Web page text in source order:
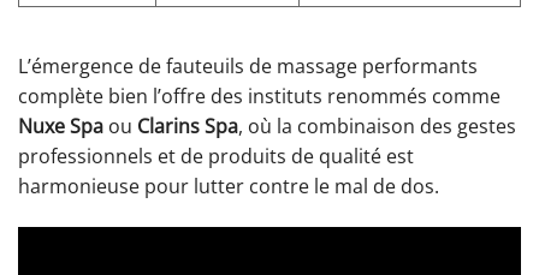
L’émergence de fauteuils de massage performants
complète bien l’offre des instituts renommés comme
Nuxe Spa ou Clarins Spa, où la combinaison des gestes
professionnels et de produits de qualité est
harmonieuse pour lutter contre le mal de dos.